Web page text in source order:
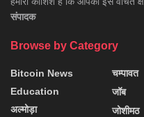
संपादक
Browse by Category
Bitcoin News
Education
अल्मोड़ा
चम्पावत
जॉब
जोशीमठ